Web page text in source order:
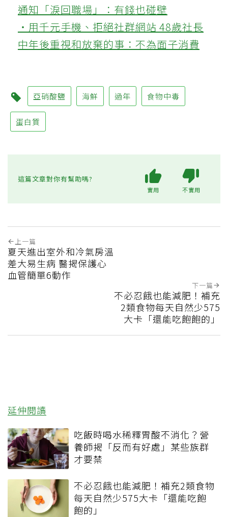
通知「淚回職場」：有錢也碰壁
‧用千元手機、拒絕社群網站 48歲社長
中年後重視和放棄的事：不為面子消費
亞硝酸鹽 海鮮 過年 食物中毒
蛋白質
這篇文章對你有幫助嗎?
實用 不實用
上一篇
夏天進出室外和冷氣房溫
差大易生病 醫揭保護心
血管簡單6動作
下一篇
不必忍餓也能減肥！補充
2類食物每天自然少575
大卡「還能吃飽飽的」
延伸閱讀
吃飯時喝水稀釋胃酸不消化？營
養師揭「反而有好處」某些族群
才要禁
不必忍餓也能減肥！補充2類食物
每天自然少575大卡「還能吃飽
飽的」